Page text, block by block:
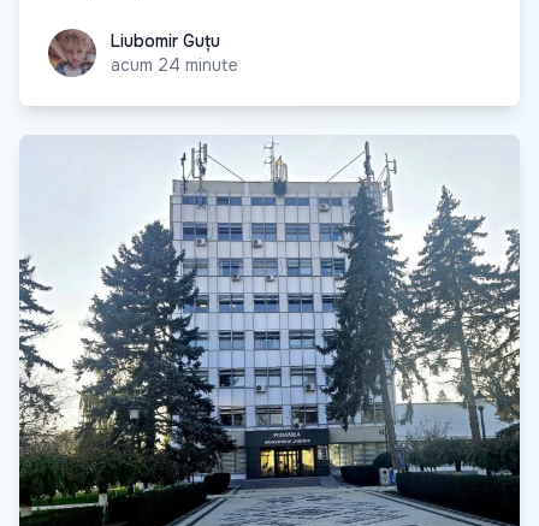
Liubomir Guțu
Liubomir Guțu
acum 24 minute